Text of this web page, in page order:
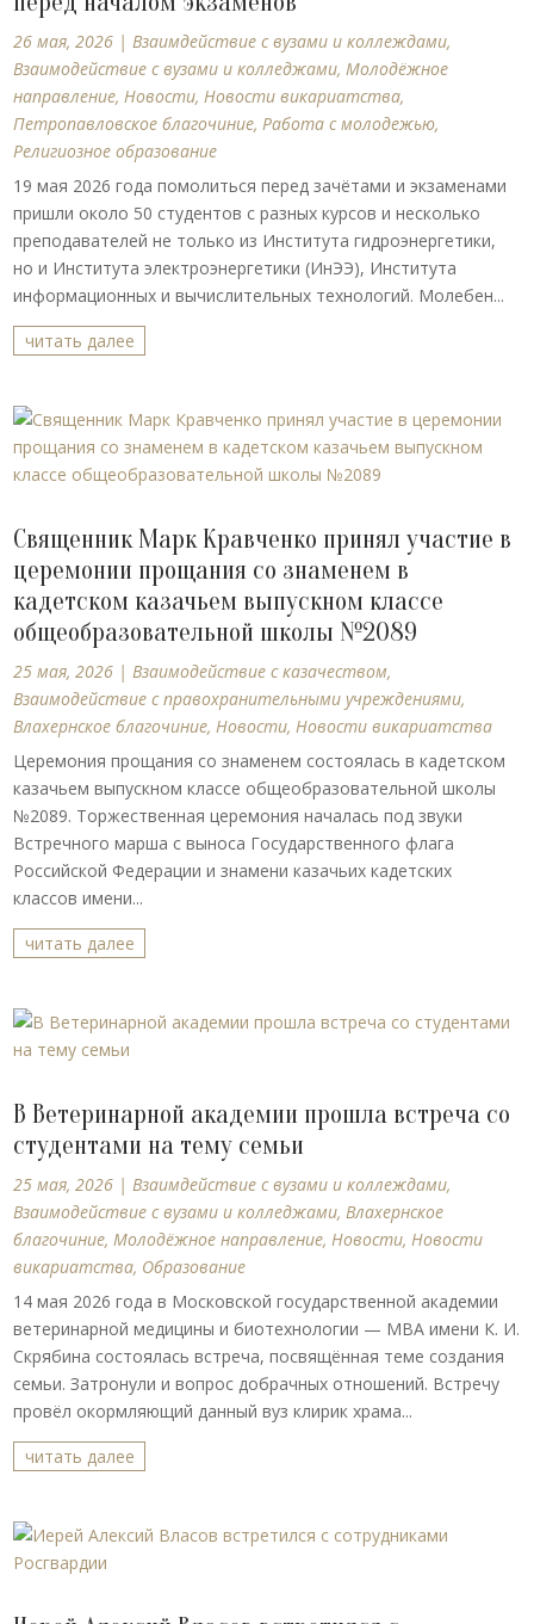
26 мая, 2026 |Взаимдействие с вузами и коллеждами,
Взаимодействие с вузами и колледжами,Молодёжное
направление,Новости,Новости викариатства,
Петропавловское благочиние,Работа с молодежью,
Религиозное образование
19 мая 2026 года помолиться перед зачётами и экзаменами
пришли около 50 студентов с разных курсов и несколько
преподавателей не только из Института гидроэнергетики,
но и Института электроэнергетики (ИнЭЭ), Института
информационных и вычислительных технологий. Молебен...
читать далее
Священник Марк Кравченко принял участие в
церемонии прощания со знаменем в
кадетском казачьем выпускном классе
общеобразовательной школы №2089
25 мая, 2026 |Взаимодействие с казачеством,
Взаимодействие с правохранительными учреждениями,
Влахернское благочиние,Новости,Новости викариатства
Церемония прощания со знаменем состоялась в кадетском
казачьем выпускном классе общеобразовательной школы
№2089. Торжественная церемония началась под звуки
Встречного марша с выноса Государственного флага
Российской Федерации и знамени казачьих кадетских
классов имени...
читать далее
В Ветеринарной академии прошла встреча со
студентами на тему семьи
25 мая, 2026 |Взаимдействие с вузами и коллеждами,
Взаимодействие с вузами и колледжами,Влахернское
благочиние,Молодёжное направление,Новости,Новости
викариатства, Образование
14 мая 2026 года в Московской государственной академии
ветеринарной медицины и биотехнологии — МВА имени К. И.
Скрябина состоялась встреча, посвящённая теме создания
семьи. Затронули и вопрос добрачных отношений. Встречу
провёл окормляющий данный вуз клирик храма...
читать далее